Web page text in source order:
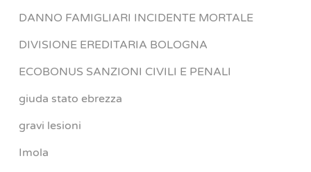
DANNO FAMIGLIARI INCIDENTE MORTALE
DIVISIONE EREDITARIA BOLOGNA
ECOBONUS SANZIONI CIVILI E PENALI
giuda stato ebrezza
gravi lesioni
Imola